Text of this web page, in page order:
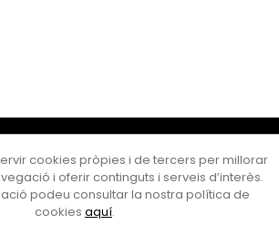
Cultura Mataró
Ajuntament de Mataró
Josep, 9 (Mataró, 08302)
dimecres i divendres de 10 a 13 h.
cookies pròpies i de tercers per millorar
i oferir continguts i serveis d’interès.
podeu consultar la nostra política de
cookies aquí.